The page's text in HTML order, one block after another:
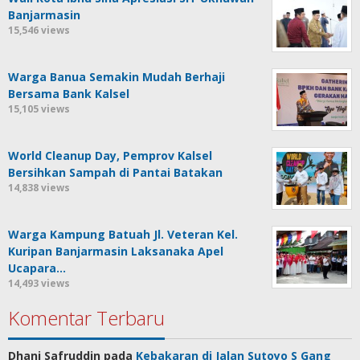
Banjarmasin
15,546 views
Warga Banua Semakin Mudah Berhaji
Bersama Bank Kalsel
15,105 views
World Cleanup Day, Pemprov Kalsel
Bersihkan Sampah di Pantai Batakan
14,838 views
Warga Kampung Batuah Jl. Veteran Kel.
Kuripan Banjarmasin Laksanaka Apel
Ucapara…
14,493 views
Komentar Terbaru
Dhani Safruddin pada Kebakaran di Jalan Sutoyo S Gang